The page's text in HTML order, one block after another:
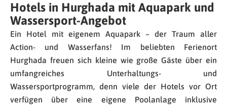
Hotels in Hurghada mit Aquapark und
Wassersport-Angebot
Ein Hotel mit eigenem Aquapark – der Traum aller
Action- und Wasserfans! Im beliebten Ferienort
Hurghada freuen sich kleine wie große Gäste über ein
umfangreiches Unterhaltungs- und
Wassersportprogramm, denn viele der Hotels vor Ort
verfügen über eine eigene Poolanlage inklusive